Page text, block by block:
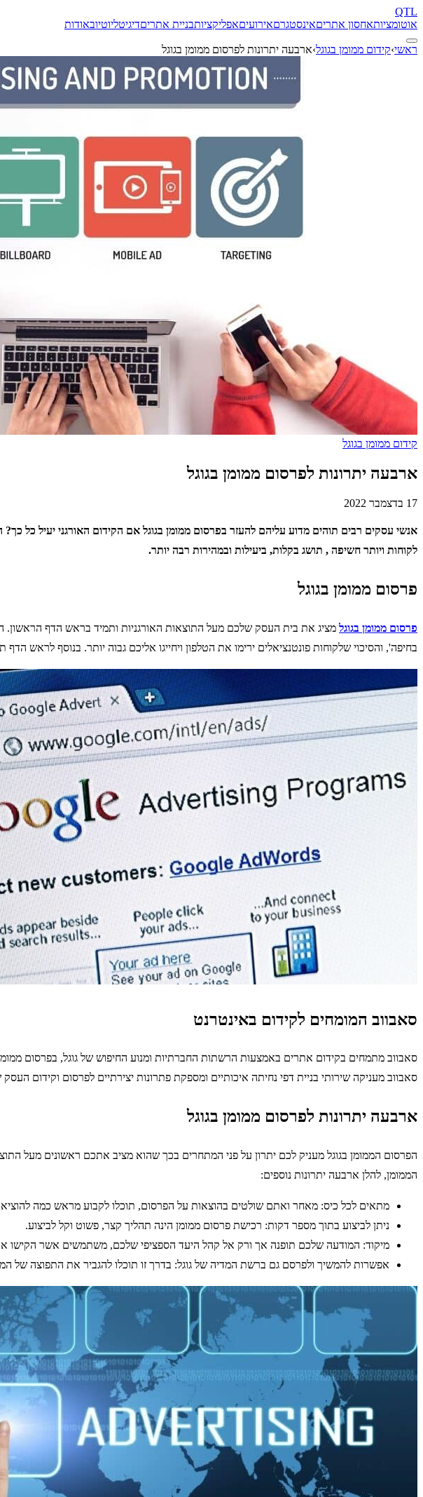
QTL
אוטומציותאחסון אתריםאינסטגרםאירועיםאפליקציותבניית אתריםדיגיטליוטיובאודות
ראשי›קידום ממומן בגוגל›ארבעה יתרונות לפרסום ממומן בגוגל
קידום ממומן בגוגל
ארבעה יתרונות לפרסום ממומן בגוגל
17 בדצמבר 2022
אנשי עסקים רבים תוהים מדוע עליהם להעזר בפרסום ממומן בגוגל אם הקידום האורגני יעיל
לקוחות ויותר חשיפה , תושג בקלות, ביעילות ובמהירות רבה יותר.
פרסום ממומן בגוגל
פרסום ממומן בגוגל מציג את בית העסק שלכם מעל התוצאות האורגניות ותמיד בראש הדף
בחיפה', והסיכוי שלקוחות פונטנציאלים ירימו את הטלפון ויחייגו אליכם גבוה יותר. בנוסף לראש
סאבווב המומחים לקידום באינטרנט
סאבווב מתמחים בקידום אתרים באמצעות הרשתות החברתיות ומנוע החיפוש של גוגל, בפרסום
סאבווב מעניקה שירותי בניית דפי נחיתה איכותיים ומספקת פתרונות יצירתיים לפרסום וקידום
ארבעה יתרונות לפרסום ממומן בגוגל
הפרסום הממומן בגוגל מעניק לכם יתרון על פני המתחרים בכך שהוא מציב אתכם ראשונים מעל
הממומן, להלן ארבעה יתרונות נוספים:
מתאים לכל כיס: מאחר ואתם שולטים בהוצאות על הפרסום, תוכלו לקבוע מראש כמה
ניתן לביצוע בתוך מספר דקות: רכישת פרסום ממומן הינה תהליך קצר, פשוט וקל לביצוע.
מיקוד: המודעה שלכם תופנה אך ורק אל קהל היעד הספציפי שלכם, משתמשים אשר הקישו
אפשרות להמשיך ולפרסם גם ברשת המדיה של גוגל: בדרך זו תוכלו להגביר את התפוצה של